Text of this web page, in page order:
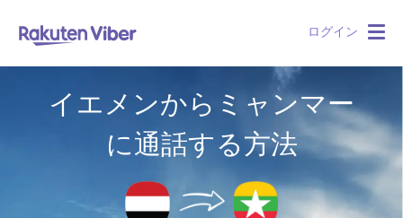
ログイン
イエメンからミャンマー
に通話する方法